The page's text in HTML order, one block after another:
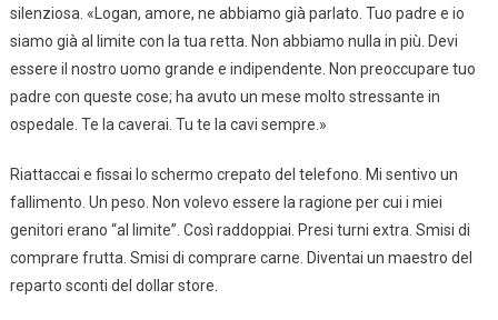
silenziosa. «Logan, amore, ne abbiamo già parlato. Tuo padre e io
siamo già al limite con la tua retta. Non abbiamo nulla in più. Devi
essere il nostro uomo grande e indipendente. Non preoccupare tuo
padre con queste cose; ha avuto un mese molto stressante in
ospedale. Te la caverai. Tu te la cavi sempre.»
Riattaccai e fissai lo schermo crepato del telefono. Mi sentivo un
fallimento. Un peso. Non volevo essere la ragione per cui i miei
genitori erano “al limite”. Così raddoppiai. Presi turni extra. Smisi di
comprare frutta. Smisi di comprare carne. Diventai un maestro del
reparto sconti del dollar store.